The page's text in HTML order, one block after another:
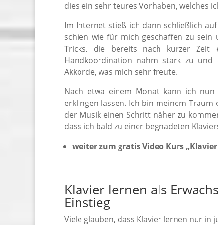
dies ein sehr teures Vorhaben, welches
Im Internet stieß ich dann schließlich
schien wie für mich geschaffen zu
Tricks, die bereits nach kurzer Zeit
Handkoordination nahm stark zu
Akkorde, was mich sehr freute.
Nach etwa einem Monat kann ich
erklingen lassen. Ich bin meinem
der Musik einen Schritt näher zu
dass ich bald zu einer begnadeten
weiter zum gratis Video Kurs
Klavier lernen als
Einstieg
Viele glauben, dass Klavier lernen nur in